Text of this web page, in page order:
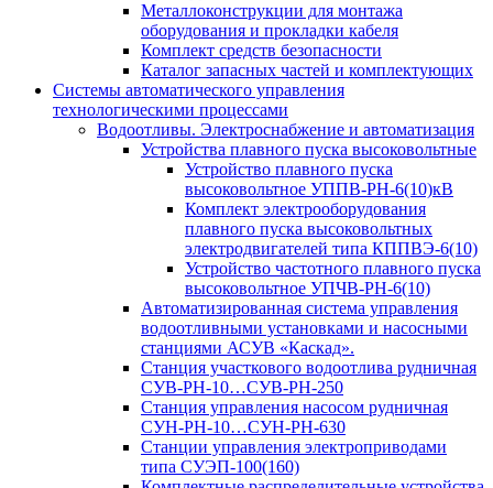
Металлоконструкции для монтажа
оборудования и прокладки кабеля
Комплект средств безопасности
Каталог запасных частей и комплектующих
Системы автоматического управления
технологическими процессами
Водоотливы. Электроснабжение и автоматизация
Устройства плавного пуска высоковольтные
Устройство плавного пуска
высоковольтное УППВ-РН-6(10)кВ
Комплект электрооборудования
плавного пуска высоковольтных
электродвигателей типа КППВЭ-6(10)
Устройство частотного плавного пуска
высоковольтное УПЧВ-РН-6(10)
Автоматизированная система управления
водоотливными установками и насосными
станциями АСУВ «Каскад».
Станция участкового водоотлива рудничная
СУВ-РН-10…СУВ-РН-250
Станция управления насосом рудничная
СУН-РН-10…СУН-РН-630
Станции управления электроприводами
типа СУЭП-100(160)